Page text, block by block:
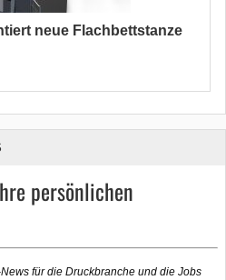
neue Flachbettstanze
persönlichen
News für die Druckbranche und die Jobs